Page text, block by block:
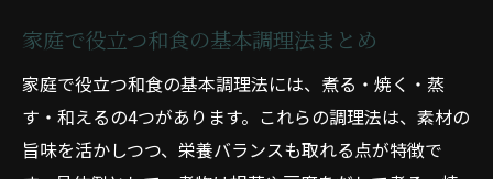
家庭で役立つ和食の基本調理法まとめ
家庭で役立つ和食の基本調理法には、煮る・焼く・蒸
す・和えるの4つがあります。これらの調理法は、素材の
旨味を活かしつつ、栄養バランスも取れる点が特徴で